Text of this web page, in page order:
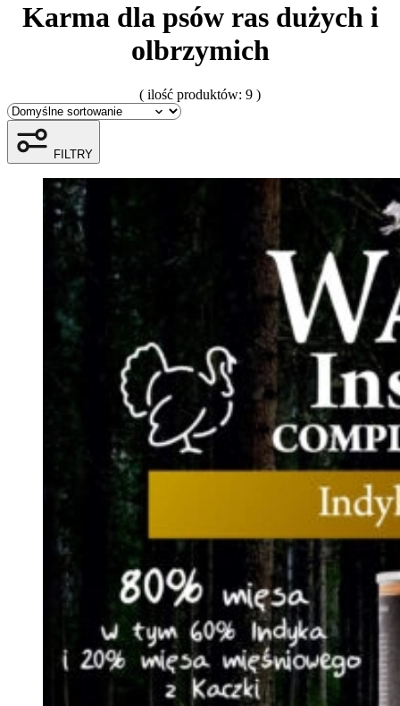
Karma dla psów ras dużych i
olbrzymich
( ilość produktów: 9 )
FILTRY